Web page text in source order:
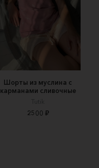
Шорты из муслина с
карманами сливочные
Tutik
2500 ₽